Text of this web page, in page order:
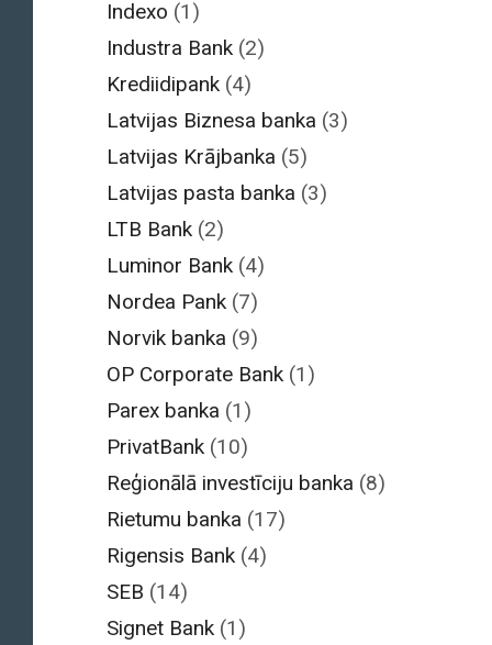
Indexo (1)
Industra Bank (2)
Krediidipank (4)
Latvijas Biznesa banka (3)
Latvijas Krājbanka (5)
Latvijas pasta banka (3)
LTB Bank (2)
Luminor Bank (4)
Nordea Pank (7)
Norvik banka (9)
OP Corporate Bank (1)
Parex banka (1)
PrivatBank (10)
Reģionālā investīciju banka (8)
Rietumu banka (17)
Rigensis Bank (4)
SEB (14)
Signet Bank (1)